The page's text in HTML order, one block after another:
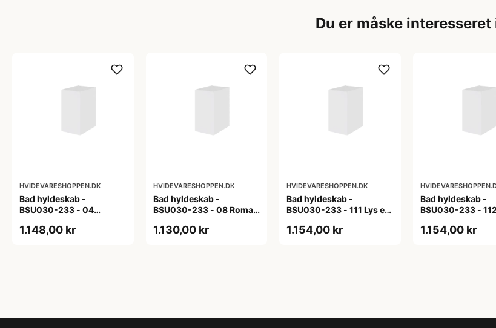
Du er måske interesseret
HVIDEVARESHOPPEN.DK
Bad hyldeskab -
BSU030-233 - 04
1.148,00 kr
HVIDEVARESHOPPEN.DK
Bad hyldeskab -
BSU030-233 - 08 Roma -
1.130,00 kr
HVIDEVARESHOPPEN.DK
Bad hyldeskab -
BSU030-233 - 111 Lys eg
1.154,00 kr
Bad hyldeskab -
BSU030-233 -
1.154,00 kr